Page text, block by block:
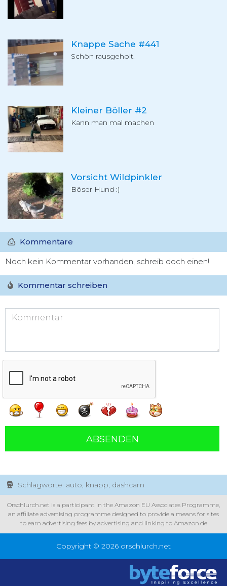
Knappe Sache #441
Schön rausgeholt.
Kleiner Böller #2
Kann man mal machen
Vorsicht Wildpinkler
Böser Hund :)
Kommentare
Noch kein Kommentar vorhanden, schreib doch einen!
Kommentar schreiben
ABSENDEN
Schlagworte: auto, knapp, dashcam
Orschlurch.net is a participant in the Amazon EU Associates Programme,
an affiliate advertising programme designed to provide a means for sites
to earn advertising fees by advertising and linking to Amazon.de
Copyright © 2026 orschlurch.net